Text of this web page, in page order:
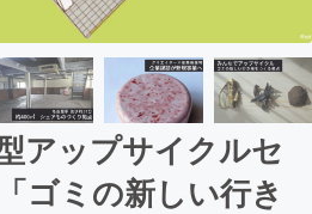
アップサイクルセ
ゴミの新しい行き